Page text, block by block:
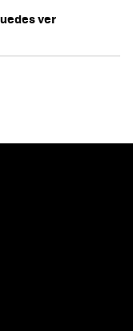
ver